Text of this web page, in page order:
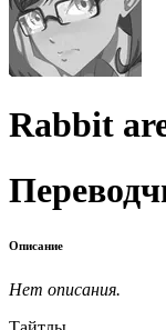
Rabbit
Описание
Нет описания.